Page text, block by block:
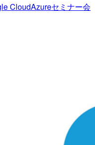
CloudAzureセミナー会